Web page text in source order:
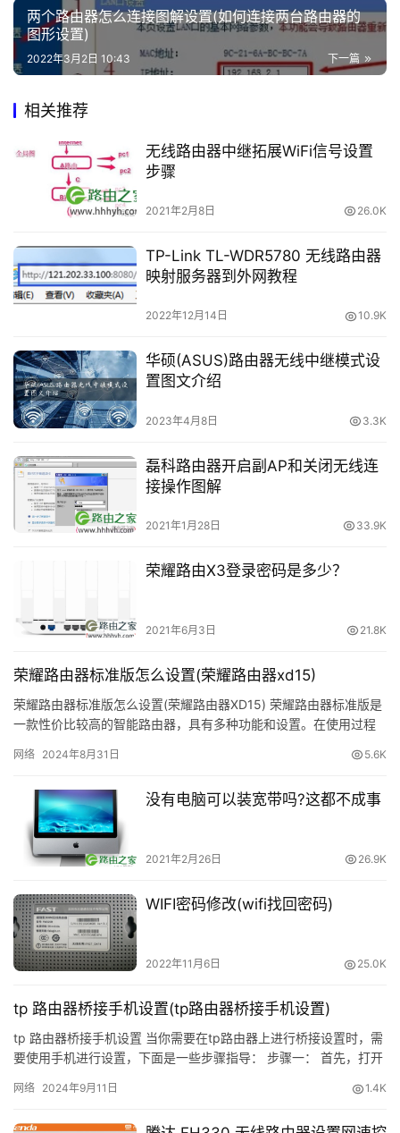
c
路
器
见
问
题
路
由
器
密
路
由
器
品
路
由
器
更
因此，洪哥建议大家要确保不要在连接了家庭wifi的手
机上安装万能钥匙软件。
蹭网了。
确保主密钥未安装在连接wifi的手机或笔记本电脑中重要信
有同学说，软件可以设置分享自己的wifi密码。
针对这个问题，洪哥只想说，不确定设定后有没有效
果。因为如果每个人都分享自己的wifi密码，那么这个软件
就没用了。
2.设置安全的wifi密码
(1)无线wifi密码，建议您使用大写字母+小写字母+数
字+符号的组合进行设置，密码长度应大于8位。
(2)如果您的路由器在设置wifi密码时可以选择加密方
式，那么您必须选择WPA2-PSK或WPA/WPA2-PSK混合加
如果您不知道如何更改wifi密码，可以阅读下面的文章
电脑如何更改wifi密码？
设置一个安全的wifi密码
补充说明:
如果只想防止万能钥匙蹭网，那么可以做以上两个方
面。
如果需要防止黑客使用专业的技术手段，还可以设置无
线MAC地址过滤，禁用WPS加密。建议详细阅读以下文
章。
两个路由器怎么连接图解设置(如何连接两台路由器的
图形设置)
下一篇
2022年3月2日 10:43
相关推荐
无线路由器中继拓展WiFi信号设置
步骤
2021年2月8日 26.0K
TP-Link TL-WDR5780 无线路由器
映射服务器到外网教程
2022年12月14日 10.9K
华硕(ASUS)路由器无线中继模式设
置图文介绍
2023年4月8日 3.3K
磊科路由器开启副AP和关闭无线连
接操作图解
2021年1月28日 33.9K
荣耀路由X3登录密码是多少？
2021年6月3日 21.8K
荣耀路由器标准版怎么设置(荣耀路由器xd15)
荣耀路由器标准版怎么设置(荣耀路由器XD15) 荣耀路由器标准版是
一款性价比较高的智能路由器，具有多种功能和设置。在使用过程
网络 2024年8月31日 5.6K
没有电脑可以装宽带吗?这都不成事
2021年2月26日 26.9K
WIFI密码修改(wifi找回密码)
2022年11月6日 25.0K
tp 路由器桥接手机设置(tp路由器桥接手机设置)
tp 路由器桥接手机设置 当你需要在tp路由器上进行桥接设置时，需
要使用手机进行设置，下面是一些步骤指导： 步骤一： 首先，打开
网络 2024年9月11日 1.4K